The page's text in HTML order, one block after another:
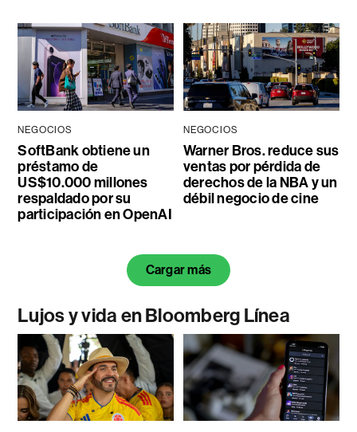
NEGOCIOS
SoftBank obtiene un
préstamo de
US$10.000 millones
respaldado por su
participación en OpenAI
NEGOCIOS
Warner Bros. reduce sus
ventas por pérdida de
derechos de la NBA y un
débil negocio de cine
Cargar más
Lujos y vida en Bloomberg Línea